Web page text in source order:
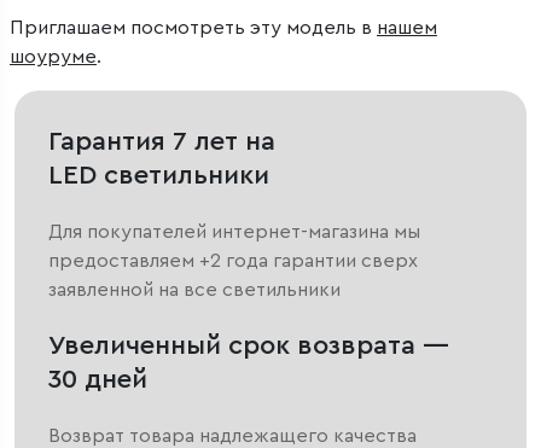
Приглашаем посмотреть эту модель в нашем
шоуруме.
Гарантия 7 лет на
LED светильники
Для покупателей интернет-магазина мы
предоставляем +2 года гарантии сверх
заявленной на все светильники
Увеличенный срок возврата —
30 дней
Возврат товара надлежащего качества